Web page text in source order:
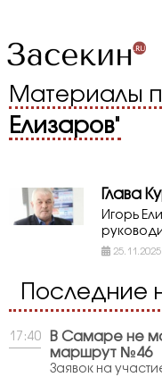
Материалы
Елизаров"
Глава
Игорь
25.11.2025
Последние
17:40
В Самаре не
маршрут №46
Заявок на